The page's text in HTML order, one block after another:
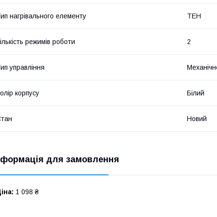
нагрівального елементу ТЕН
режимів роботи 2
управління
корпусу Білий
Новий
для замовлення
1 098 ₴